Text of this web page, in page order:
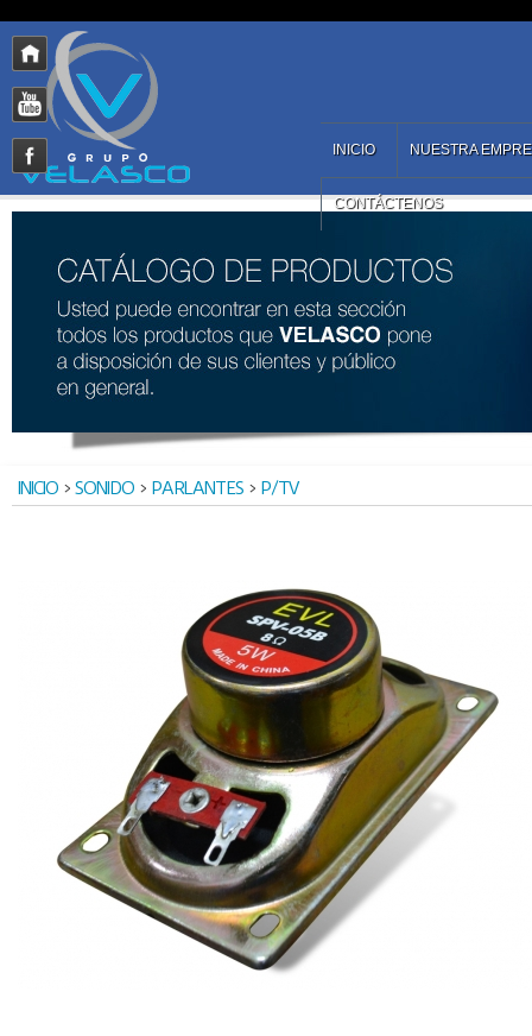
INICIO NUESTRA
CONTÁCTENOS
INICIO > SONIDO > PARLANTES > P/TV